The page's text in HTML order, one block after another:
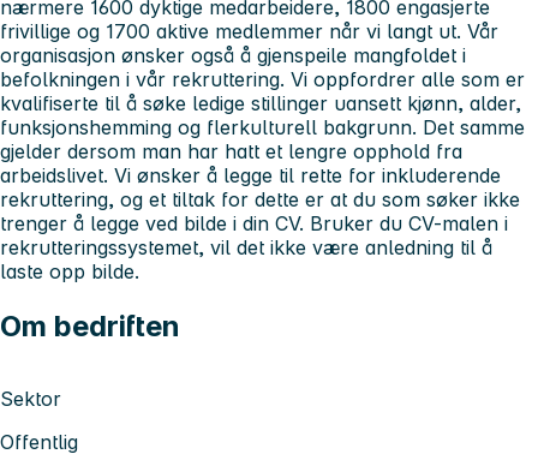
nærmere 1600 dyktige medarbeidere, 1800 engasjerte
frivillige og 1700 aktive medlemmer når vi langt ut. Vår
organisasjon ønsker også å gjenspeile mangfoldet i
befolkningen i vår rekruttering. Vi oppfordrer alle som er
kvalifiserte til å søke ledige stillinger uansett kjønn, alder,
funksjonshemming og flerkulturell bakgrunn. Det samme
gjelder dersom man har hatt et lengre opphold fra
arbeidslivet. Vi ønsker å legge til rette for inkluderende
rekruttering, og et tiltak for dette er at du som søker ikke
trenger å legge ved bilde i din CV. Bruker du CV-malen i
rekrutteringssystemet, vil det ikke være anledning til å
laste opp bilde.
Om bedriften
Sektor
Offentlig